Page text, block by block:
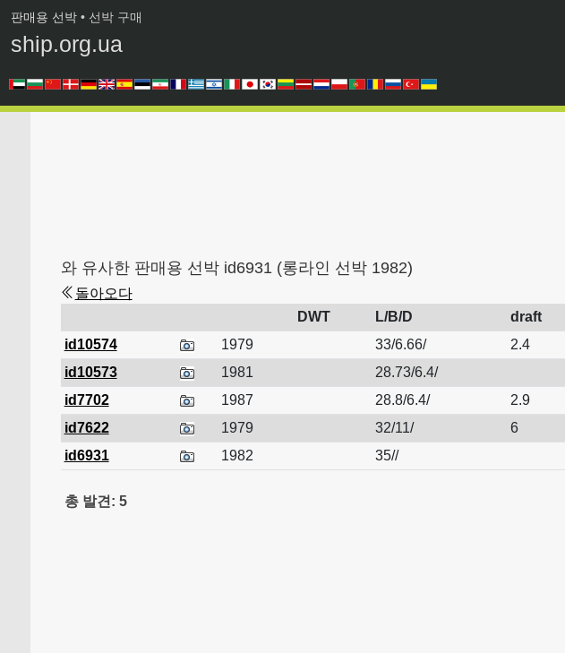
판매용 선박 • 선박 구매
ship.org.ua
와 유사한 판매용 선박 id6931 (롱라인 선박 1982)
돌아오다
DWT
L/B/D draft
id10574
1979 33/6.66/ 2.4
id10573
1981 28.73/6.4/
id7702
1987 28.8/6.4/ 2.9
id7622
1979 32/11/ 6
id6931
1982 35//
총 발견: 5